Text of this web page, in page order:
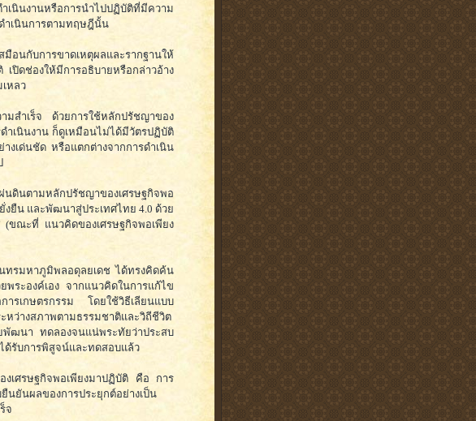
เนินงานหรือการนำไปปฏิบัติที่มีความ
ำเนินการตามทฤษฎีนั้น
อนกับการขาดเหตุผลและรากฐานให้
ปิดช่องให้มีการอธิบายหรือกล่าวอ้าง
หลว
สำเร็จ ด้วยการใช้หลักปรัชญาของ
ำเนินงาน ก็ดูเหมือนไม่ได้มีวัตรปฏิบัติ
เด่นชัด หรือแตกต่างจากการดำเนิน
นดินตามหลักปรัชญาของเศรษฐกิจพอ
งยืน และพัฒนาสู่ประเทศไทย 4.0 ด้วย
(ขณะที่ แนวคิดของเศรษฐกิจพอเพียง
ทรมหาภูมิพลอดุลยเดช ได้ทรงคิดค้น
ระองค์เอง จากแนวคิดในการแก้ไข
ารเกษตรกรรม โดยใช้วิธีเลียนแบบ
หว่างสภาพตามธรรมชาติและวิถีชีวิต
ฒนา ทดลองจนแน่พระทัยว่าประสบ
ด้รับการพิสูจน์และทดสอบแล้ว
เศรษฐกิจพอเพียงมาปฏิบัติ คือ การ
ยันผลของการประยุกต์อย่างเป็น
จ